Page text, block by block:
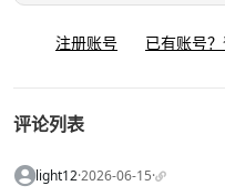
注册账号 已有账号
评论列表
light12·2026-06-15·